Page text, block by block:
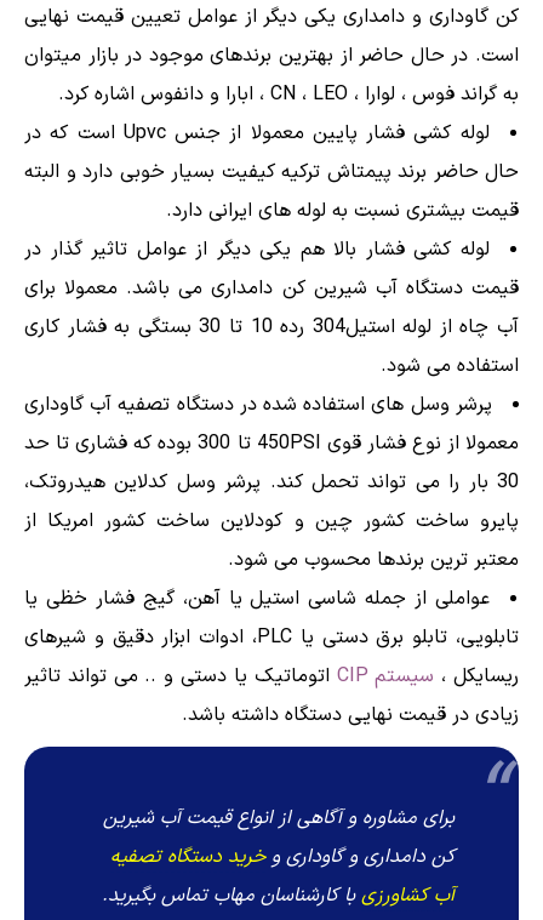
کن گاوداری و دامداری یکی دیگر از عوامل تعیین قیمت نهایی
است. در حال حاضر از بهترین برندهای موجود در بازار میتوان
به گراند فوس ، لوارا ، CN ، LEO ، ابارا و دانفوس اشاره کرد.
لوله کشی فشار پایین معمولا از جنس Upvc است که در
حال حاضر برند پیمتاش ترکیه کیفیت بسیار خوبی دارد و البته
قیمت بیشتری نسبت به لوله های ایرانی دارد.
لوله کشی فشار بالا هم یکی دیگر از عوامل تاثیر گذار در
قیمت دستگاه آب شیرین کن دامداری می باشد. معمولا برای
آب چاه از لوله استیل304 رده 10 تا 30 بستگی به فشار کاری
استفاده می شود.
پرشر وسل های استفاده شده در دستگاه تصفیه آب گاوداری
معمولا از نوع فشار قوی 450PSI تا 300 بوده که فشاری تا حد
30 بار را می تواند تحمل کند. پرشر وسل کدلاین هیدروتک،
پایرو ساخت کشور چین و کودلاین ساخت کشور امریکا از
معتبر ترین برندها محسوب می شود.
عواملی از جمله شاسی استیل یا آهن، گیج فشار خظی یا
تابلویی، تابلو برق دستی یا PLC، ادوات ابزار دقیق و شیرهای
ریسایکل ، سیستم CIP
اتوماتیک یا دستی و .. می تواند تاثیر
زیادی در قیمت نهایی دستگاه داشته باشد.
برای مشاوره و آگاهی از انواع قیمت آب شیرین
کن دامداری و گاوداری وخرید دستگاه تصفیه
آب کشاورزیبا کارشناسان مهاب تماس بگیرید.